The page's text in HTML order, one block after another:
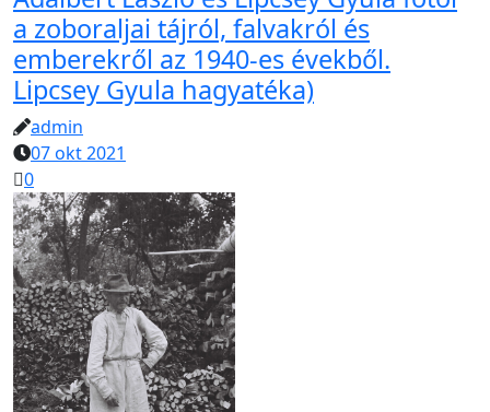
a zoboraljai tájról, falvakról és
emberekről az 1940-es évekből.
Lipcsey Gyula hagyatéka)
admin
07 okt 2021
0